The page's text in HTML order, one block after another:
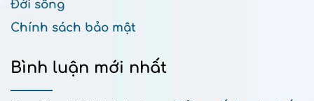
Đời sống
Chính sách bảo mật
Bình luận mới nhất